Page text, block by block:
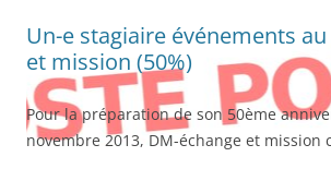
Un-e stagiaire événements
et mission (50%)
Pour la préparation de son 50ème
novembre 2013, DM-échange et mission